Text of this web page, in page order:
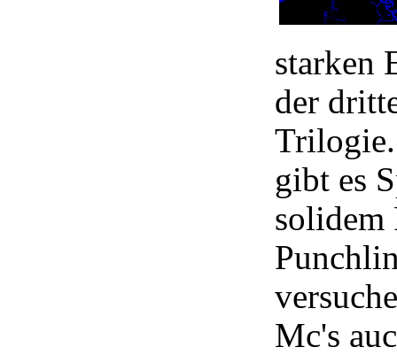
starken
der
gibt es
solidem
Mc's